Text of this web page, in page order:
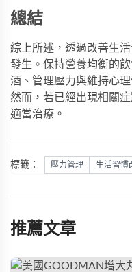
總結
綜上所述，透過改善生
發生。保持營養均衡的
酒、管理壓力與維持心
然而，若已經出現相關
適當治療。
標籤： 壓力管理 生活習慣
推薦文章